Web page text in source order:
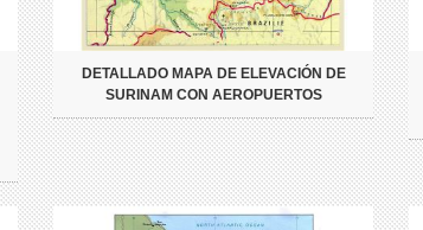
DETALLADO MAPA DE ELEVACIÓN DE
SURINAM CON AEROPUERTOS